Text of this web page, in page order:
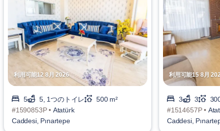
利用可能12 8月 2026
5 5, 1つのトイレ
500 m²
#1590853P • Atatürk
Caddesi, Pınartepe
利用可能15 8月
3 3
#1514657P •
Caddesi,